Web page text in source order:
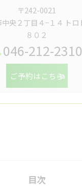
〒242-0021
央２丁目４−１４ トロ
８０２
046-212-2310
ご予約はこちら
目次